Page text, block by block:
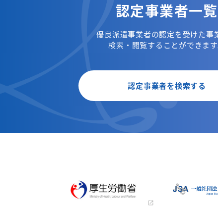
認定事業者一覧
優良派遣事業者の認定を受けた事
検索・閲覧することができます
認定事業者を検索する